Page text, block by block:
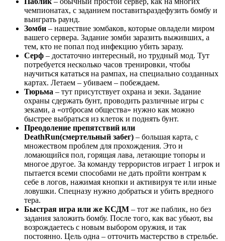
чемпионатах, с заданием поставитьраздефузить бомбу и
выиграть раунд.
Зомби – нашествие зомбаков, которые овладели миром
вашего сервера. Задание зомби заразить выживших, а
тем, кто не попал под инфекцию убить заразу.
Серф – достаточно интересный, но трудный мод. Тут
потребуется несколько часов тренировки, чтобы
научиться кататься на рампах, на специально созданных
картах. Летаем – убиваем – побеждаем.
Тюрьма – тут присутствует охрана и зеки. Задание
охраны сдержать бунт, проводить различные игры с
зеками, а «отбросам общества» нужно как можно
быстрее выбраться из клеток и поднять бунт.
Преодоление препятствий или
DeathRun(смертельный забег) – большая карта, с
множеством проблем для прохождения. Это и
ломающийся пол, горящая лава, летающие топоры и
многое другое. За команду террористов играет 1 игрок и
пытается всеми способами не дать пройти контрам к
себе в логов, нажимая кнопки и активируя те или иные
ловушки. Спецназу нужно добраться и убить вредного
тера.
Быстрая игра или же КСДМ – тот же паблик, но без
задания заложить бомбу. После того, как вас убьют, вы
возрождаетесь с новым выбором оружия, и так
постоянно. Цель одна – отточить мастерство в стрельбе.